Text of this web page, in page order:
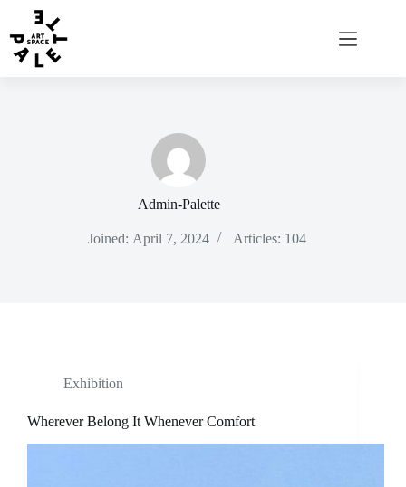
Admin-Palette
Joined: April 7, 2024 Articles: 104
Exhibition
Wherever Belong It Whenever Comfort